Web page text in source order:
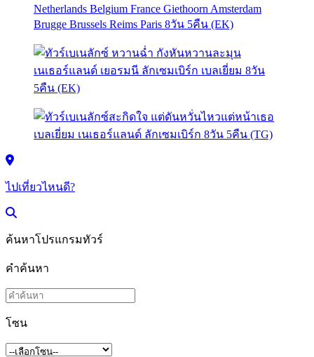
ไปเที่ยวไหนดี?
ค้นหาโปรแกรมทัวร์
คำค้นหา
โซน